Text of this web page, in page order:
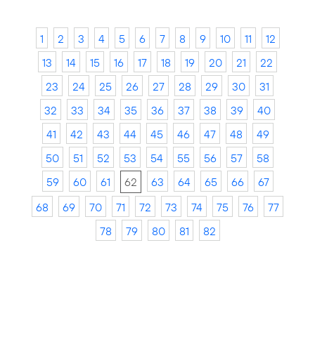
1 2 3 4 5 6 7 8 9 10 11
12
13
14 15 16 17 18 19 20 21
22
23
24 25 26 27 28 29 30
31
32
33 34 35 36 37 38 39
40
41
42 43 44 45 46 47 48
49
50
51 52 53 54 55 56 57
58
59
60 61 62 63 64 65 66
67
68
69 70 71 72 73 74 75 76
77
78
79 80 81 82